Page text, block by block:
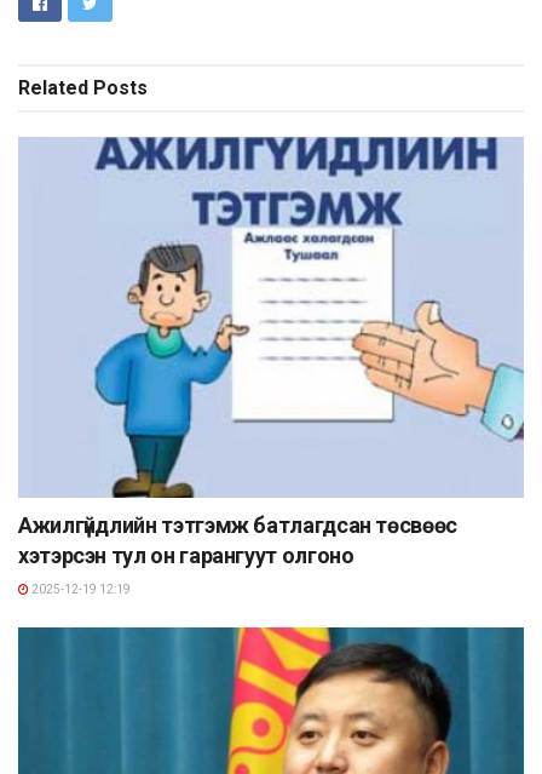
Related Posts
Ажилгүйдлийн тэтгэмж батлагдсан төсвөөс
хэтэрсэн тул он гарангуут олгоно
2025-12-19 12:19